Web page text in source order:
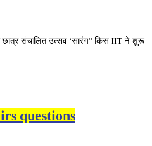
छात्र संचालित उत्सव ‘सारंग” किस IIT ने शुरू
questions